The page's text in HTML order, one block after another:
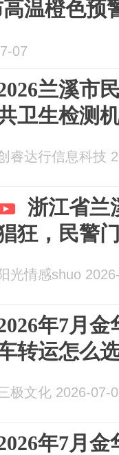
温橙色预
07
兰溪市
卫生检测
睿达行信息科技
浙江省兰
狂，民警
光情感shuo
年7月
转运怎么
极文化 2026-07-
年7月